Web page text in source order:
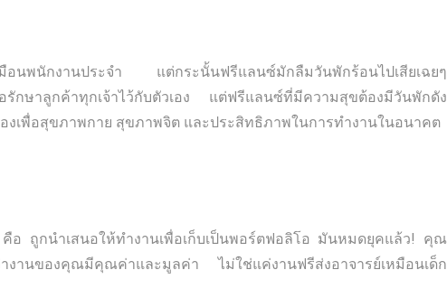
มือนพนักงานประจำ แต่กระนั้นฟรีแลนซ์มักลืมวันพักร้อนไปเสียเฉยๆ
รักษาลูกค้าทุกเจ้าไว้กับตัวเอง แต่ฟรีแลนซ์ที่มีความสุขต้องมีวันพักดัง
เพื่อสุขภาพกาย สุขภาพจิต และประสิทธิภาพในการทำงานในอนาคต
อ ถูกนำเสนอให้ทำงานเพื่อเก็บเป็นพอร์ตฟอลิโอ มันหมดยุคแล้ว! คุณ
านของคุณมีคุณค่าและมูลค่า ไม่ใช่แค่งานฟรีส่งอาจารย์เหมือนเด็ก